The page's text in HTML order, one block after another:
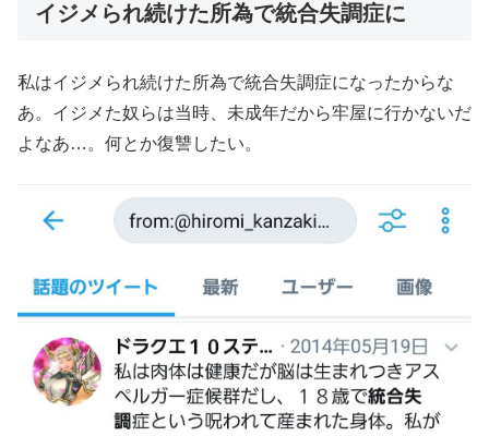
イジメられ続けた所為で統合失調症に
私はイジメられ続けた所為で統合失調症になったからな
あ。イジメた奴らは当時、未成年だから牢屋に行かないだ
よなあ…。何とか復讐したい。